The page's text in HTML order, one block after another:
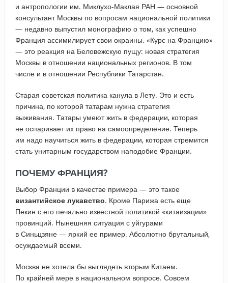
и антропологии им. Миклухо-Маклая РАН — основной
консультант Москвы по вопросам национальной политики
— недавно выпустил монографию о том, как успешно
Франция ассимилирует свои окраины. «Курс на Францию»
— это реакция на Беловежскую пущу: новая стратегия
Москвы в отношении национальных регионов. В том
числе и в отношении Республики Татарстан.
Старая советская политика канула в Лету. Это и есть
причина, по которой татарам нужна стратегия
выживания. Татары умеют жить в федерации, которая
не оспаривает их право на самоопределение. Теперь
им надо научиться жить в федерации, которая стремится
стать унитарным государством наподобие Франции.
ПОЧЕМУ ФРАНЦИЯ?
Выбор Франции в качестве примера — это такое
византийское лукавство. Кроме Парижа есть еще
Пекин с его печально известной политикой «китаизации»
провинций. Нынешняя ситуация с уйгурами
в Синьцзяне — яркий ее пример. Абсолютно брутальный,
осуждаемый всеми.
Москва не хотела бы выглядеть вторым Китаем.
По крайней мере в национальном вопросе. Совсем